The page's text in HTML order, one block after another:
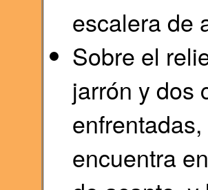
escalera de
Sobre el
jarrón y dos
encuentra